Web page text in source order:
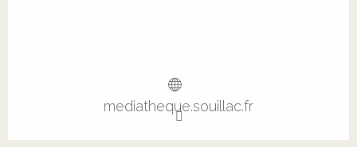
mediatheque.souillac.fr